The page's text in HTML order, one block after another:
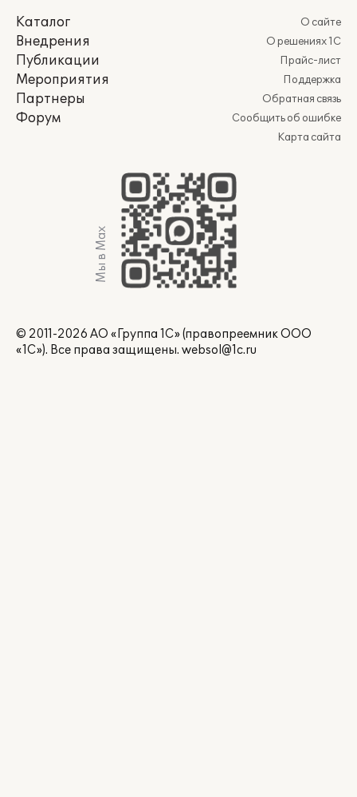
Каталог
Внедрения
Публикации
Мероприятия
Партнеры
Форум
О сайте
О решениях 1С
Прайс-лист
Поддержка
Обратная связь
Сообщить об ошибке
Карта сайта
Мы в Max
© 2011-2026 АО «Группа 1С» (правопреемник ООО
«1С»). Все права защищены. websol@1c.ru